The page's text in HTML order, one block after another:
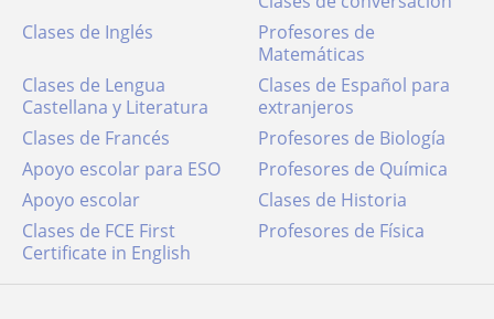
Clases de Inglés
Profesores de
Matemáticas
Clases de Lengua
Castellana y Literatura
Clases de Español para
extranjeros
Clases de Francés
Profesores de Biología
Apoyo escolar para ESO
Profesores de Química
Apoyo escolar
Clases de Historia
Clases de FCE First
Certificate in English
Profesores de Física